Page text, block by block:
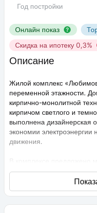
Онлайн показ
Скидка на ипотеку 0,3%
Год постройки
Описание
Жилой комплекс
переменной этажности.
кирпично-монолитной
кирпичом светлого и
выполнена дизайнерская
экономии электроэнергии
движения.
В комплексе предложено
решений: в наличии
европланировки. Они
высота потолков